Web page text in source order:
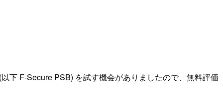
下 F-Secure PSB) を試す機会がありましたので、無料評価